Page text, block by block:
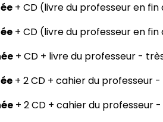
+ CD (livre du professeur en
+ CD (livre du professeur en
+ CD + livre du professeur -
+ 2 CD + cahier du professeur
+ 2 CD + cahier du professeur